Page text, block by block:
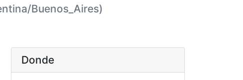
Buenos_Aires)
Donde